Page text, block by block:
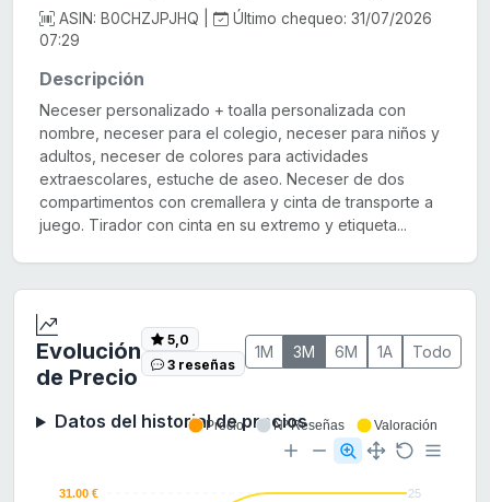
ASIN: B0CHZJPJHQ |
Último chequeo: 31/07/2026
07:29
Descripción
Neceser personalizado + toalla personalizada con
nombre, neceser para el colegio, neceser para niños y
adultos, neceser de colores para actividades
extraescolares, estuche de aseo. Neceser de dos
compartimentos con cremallera y cinta de transporte a
juego. Tirador con cinta en su extremo y etiqueta...
Evolución
de Precio
5,0
3 reseñas
1M 3M 6M 1A Todo
Datos del historial de precios
25
31.00 €
Precio Nº Reseñas Valoración